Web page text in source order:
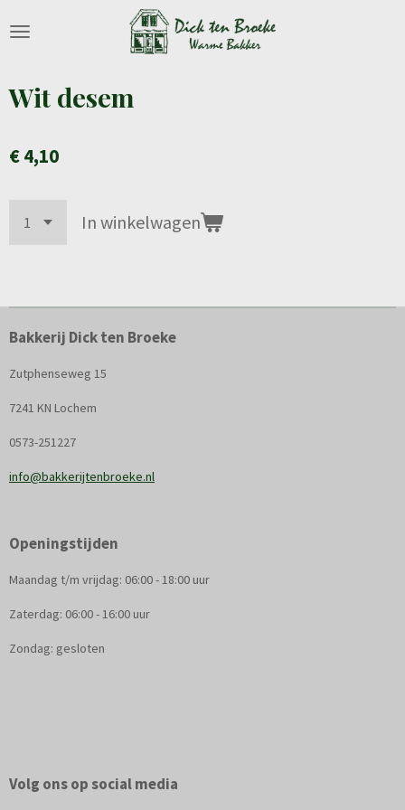
direct
hoofdinhoud
Wit desem
€ 4,10
In winkelwagen
Bakkerij Dick ten Broeke
Zutphenseweg 15
7241 KN Lochem
0573-251227
info@bakkerijtenbroeke.nl
Openingstijden
Maandag t/m vrijdag: 06:00 - 18:00 uur
Zaterdag: 06:00 - 16:00 uur
Zondag: gesloten
Volg ons op social media